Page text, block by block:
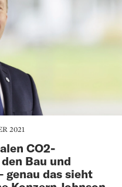
2021
CO2-
Bau und
genau das sieht